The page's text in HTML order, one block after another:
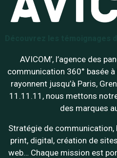
AVICOM’, l’agence des
communication 360° basée
rayonnent jusqu’à Paris,
11.11.11, nous mettons
des marques
Stratégie de communication,
print, digital, création de
web… Chaque mission est